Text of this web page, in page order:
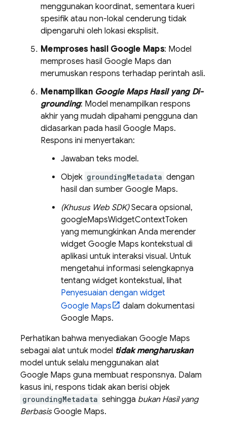
menggunakan koordinat, sementara kueri
spesifik atau non-lokal cenderung tidak
dipengaruhi oleh lokasi eksplisit.
Memproses hasil Google Maps: Model
memproses hasil Google Maps dan
merumuskan respons terhadap perintah asli.
Menampilkan Google MapsHasil yang Di-
grounding: Model menampilkan respons
akhir yang mudah dipahami pengguna dan
didasarkan pada hasil Google Maps.
Respons ini menyertakan:
Jawaban teks model.
Objek groundingMetadata dengan
hasil dan sumber Google Maps.
(Khusus Web SDK)Secara opsional,
googleMapsWidgetContextToken
yang memungkinkan Anda merender
widget Google Maps kontekstual di
aplikasi untuk interaksi visual. Untuk
mengetahui informasi selengkapnya
tentang widget kontekstual, lihat
Penyesuaian dengan widget
Google Maps
dalam dokumentasi
Google Maps.
Perhatikan bahwa menyediakan Google Maps
sebagai alat untuk model tidak mengharuskan
model untuk selalu menggunakan alat
Google Maps guna membuat responsnya. Dalam
kasus ini, respons tidak akan berisi objek
groundingMetadata sehingga bukan Hasil yang
Berbasis Google Maps.